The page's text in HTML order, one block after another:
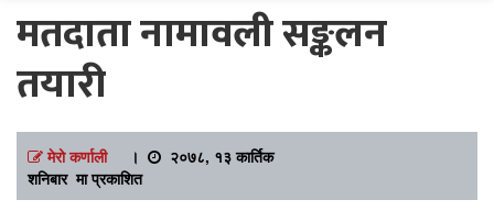
मतदाता नामावली सङ्कलन
तयारी
मेरो कर्णाली।
२०७८, १३ कार्तिक
शनिबार मा प्रकाशित